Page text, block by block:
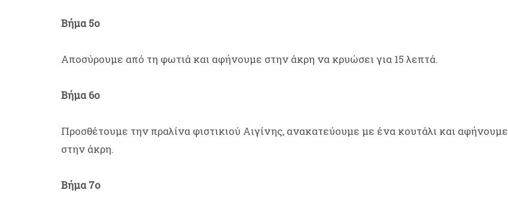
Βήμα 5ο
Αποσύρουμε από τη φωτιά και αφήνουμε στην άκρη να κρυώσει για 15 λεπτά.
Βήμα 6ο
Προσθέτουμε την πραλίνα φιστικιού Αιγίνης, ανακατεύουμε με ένα κουτάλι και αφήνουμε
στην άκρη.
Βήμα 7ο